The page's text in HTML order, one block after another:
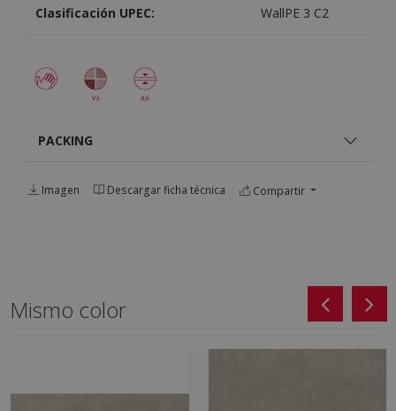
Clasificación UPEC: WallPE 3 C2
PACKING
Imagen Descargar ficha técnica Compartir
Mismo color